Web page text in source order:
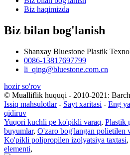
Biz haqimizda
Biz bilan bog'lanish
Shanxay Bluestone Plastik
0086-13817697799
li_qing@bluestone.com.cn
hozir so'rov
© Mualliflik huquqi - 2010-2021:
Issiq mahsulotlar- Sayt xaritasi - Eng
qidiruv
Yuqori kuchli pe ko'pikli varaq, Plastik
buyumlar, O'zaro bog'langan polietilen
Ko'pikli polipropilen izolyatsiya taxtasi,
elementi,